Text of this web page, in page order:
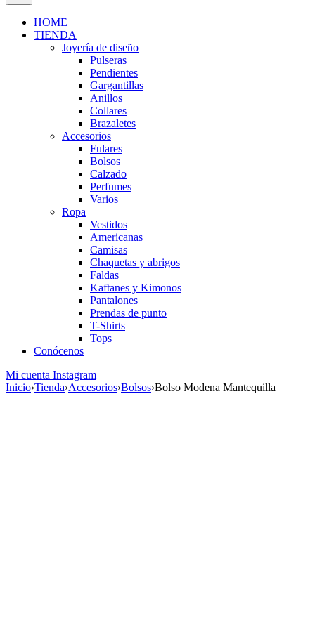
HOME
TIENDA
Joyería de diseño
Pulseras
Pendientes
Gargantillas
Anillos
Collares
Brazaletes
Accesorios
Fulares
Bolsos
Calzado
Perfumes
Varios
Ropa
Vestidos
Americanas
Camisas
Chaquetas y abrigos
Faldas
Kaftanes y Kimonos
Pantalones
Prendas de punto
T-Shirts
Tops
Conócenos
Mi cuenta Instagram
Inicio›Tienda›Accesorios›Bolsos›Bolso Modena Mantequilla